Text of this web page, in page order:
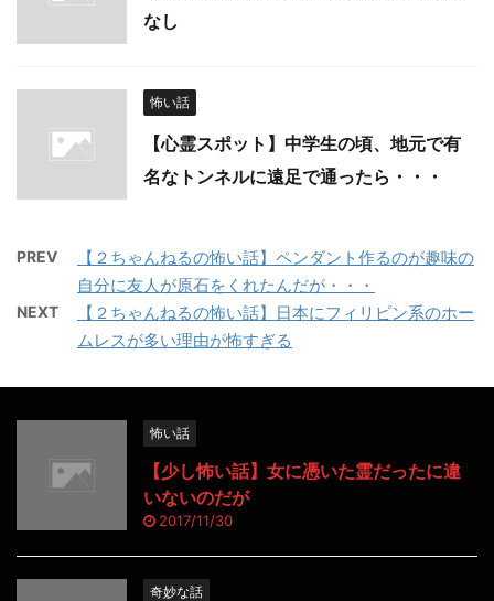
なし
怖い話
【心霊スポット】中学生の頃、地元で有
名なトンネルに遠足で通ったら・・・
PREV
【２ちゃんねるの怖い話】ペンダント作るのが趣味の
自分に友人が原石をくれたんだが・・・
NEXT
【２ちゃんねるの怖い話】日本にフィリピン系のホー
ムレスが多い理由が怖すぎる
怖い話
【少し怖い話】女に憑いた霊だったに違
いないのだが
2017/11/30
奇妙な話